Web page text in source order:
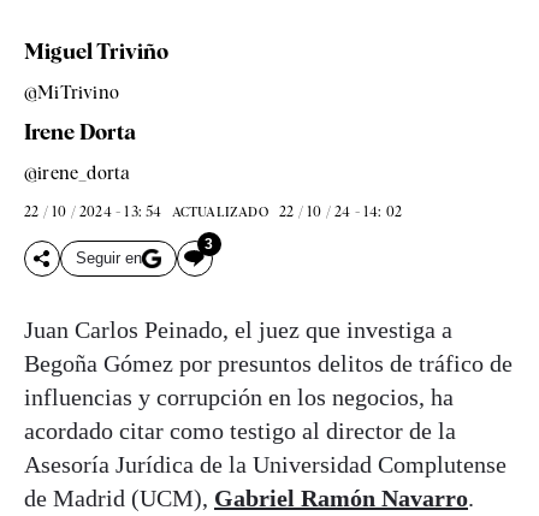
Miguel Triviño
@MiTrivino
Irene Dorta
@irene_dorta
22 / 10 / 2024 - 13: 54 ACTUALIZADO 22 / 10 / 24 - 14: 02
Seguir en
3
Juan Carlos Peinado, el juez que investiga a
Begoña Gómez por presuntos delitos de tráfico de
influencias y corrupción en los negocios, ha
acordado citar como testigo al director de la
Asesoría Jurídica de la Universidad Complutense
de Madrid (UCM), Gabriel Ramón Navarro.